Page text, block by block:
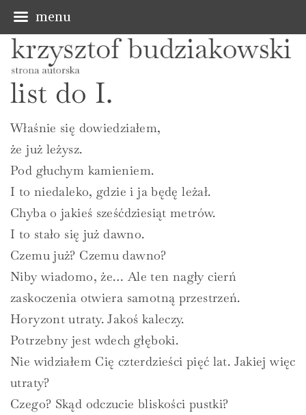
list do I.
Właśnie się dowiedziałem,
że już leżysz.
Pod głuchym kamieniem.
I to niedaleko, gdzie i ja będę leżał.
Chyba o jakieś sześćdziesiąt metrów.
I to stało się już dawno.
Czemu już? Czemu dawno?
Niby wiadomo, że… Ale ten nagły cierń
zaskoczenia otwiera samotną przestrzeń.
Horyzont utraty. Jakoś kaleczy.
Potrzebny jest wdech głęboki.
Nie widziałem Cię czterdzieści pięć lat. Jakiej więc
utraty?
Czego? Skąd odczucie bliskości pustki?
menu